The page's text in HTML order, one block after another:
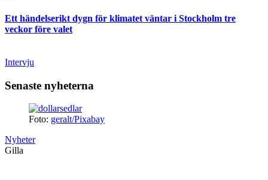
Ett händelserikt dygn för klimatet väntar i Stockholm tre
veckor före valet
Intervju
Senaste nyheterna
Foto: geralt/Pixabay
Nyheter
Gilla